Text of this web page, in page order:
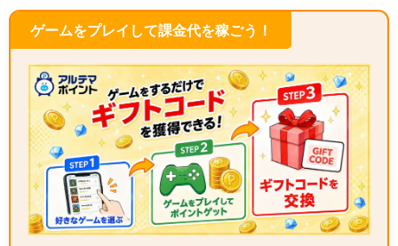
ゲームをプレイして課金代を稼ごう！